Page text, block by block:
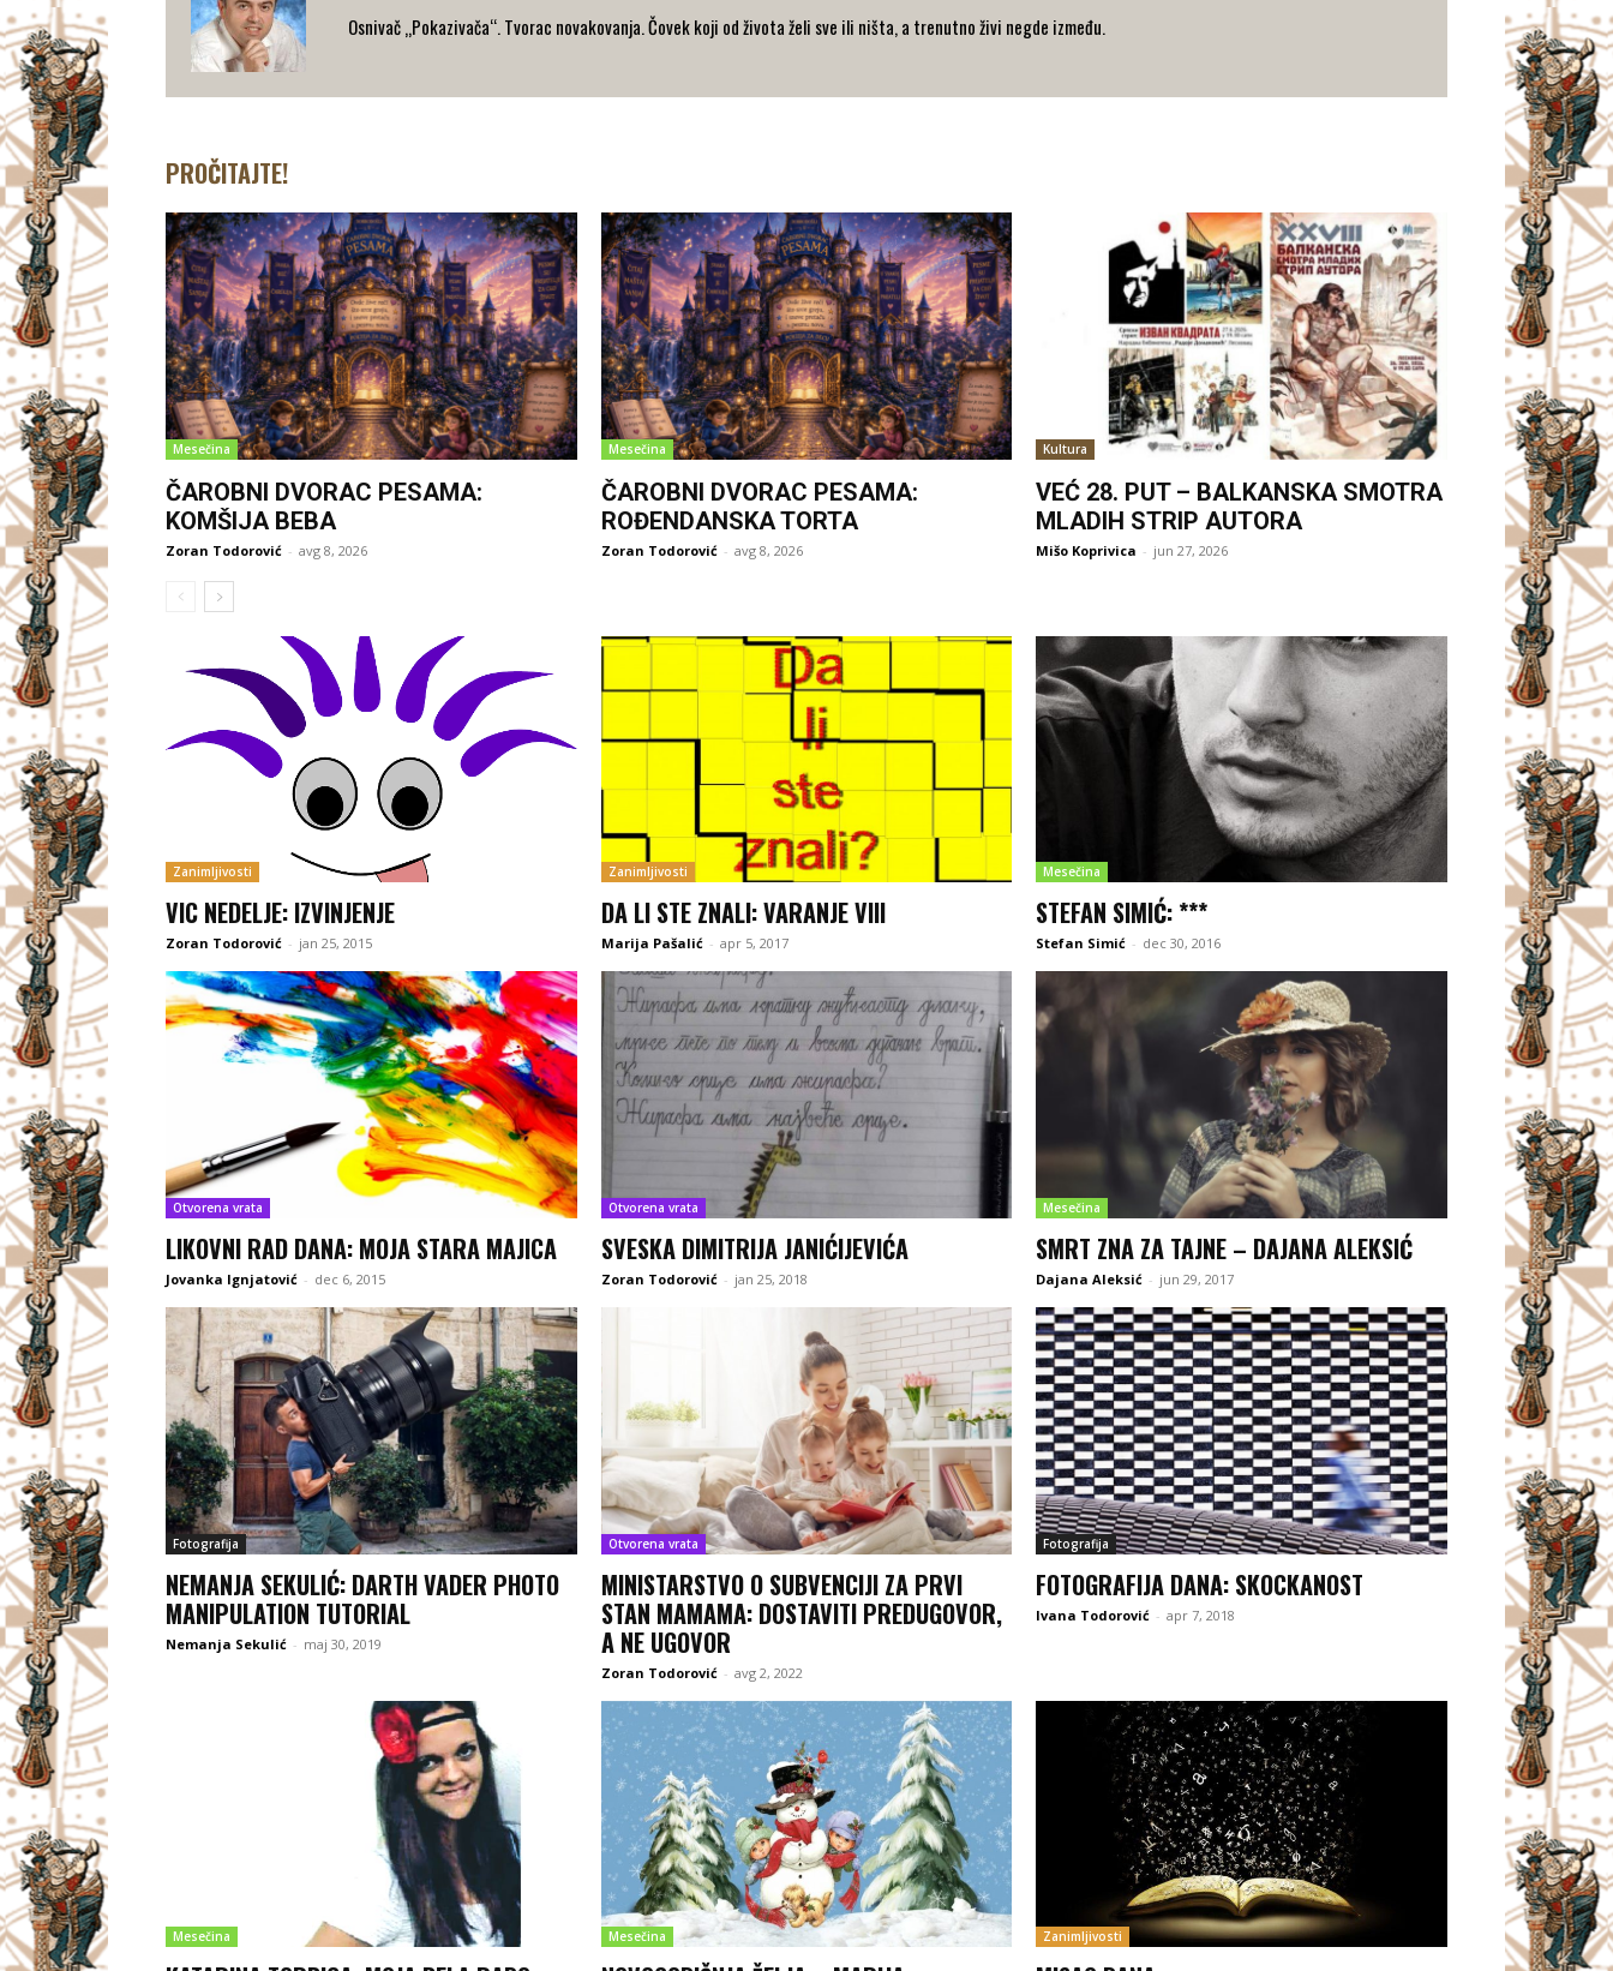
Osnivač „Pokazivača“. Tvorac novakovanja. Čovek koji od života želi sve ili ništa, a trenutno živi negde između.
PROČITAJTE!
Mesečina
ČAROBNI DVORAC PESAMA:
KOMŠIJA BEBA
Zoran Todorović - avg 8, 2026
Mesečina
ČAROBNI DVORAC PESAMA:
ROĐENDANSKA TORTA
Zoran Todorović - avg 8, 2026
Kultura
VEĆ 28. PUT – BALKANSKA SMOTRA
MLADIH STRIP AUTORA
Mišo Koprivica - jun 27, 2026
Zanimljivosti
VIC NEDELJE: IZVINJENJE
Zoran Todorović - jan 25, 2015
Zanimljivosti
DA LI STE ZNALI: VARANJE VIII
Marija Pašalić - apr 5, 2017
Mesečina
STEFAN SIMIĆ: ***
Stefan Simić - dec 30, 2016
Otvorena vrata
LIKOVNI RAD DANA: MOJA STARA MAJICA
Jovanka Ignjatović - dec 6, 2015
Otvorena vrata
SVESKA DIMITRIJA JANIĆIJEVIĆA
Zoran Todorović - jan 25, 2018
Mesečina
SMRT ZNA ZA TAJNE – DAJANA ALEKSIĆ
Dajana Aleksić - jun 29, 2017
Fotografija
NEMANJA SEKULIĆ: DARTH VADER PHOTO
MANIPULATION TUTORIAL
Nemanja Sekulić - maj 30, 2019
Otvorena vrata
MINISTARSTVO O SUBVENCIJI ZA PRVI
STAN MAMAMA: DOSTAVITI PREDUGOVOR,
A NE UGOVOR
Zoran Todorović - avg 2, 2022
Fotografija
FOTOGRAFIJA DANA: SKOCKANOST
Ivana Todorović - apr 7, 2018
Mesečina Mesečina Zanimljivosti